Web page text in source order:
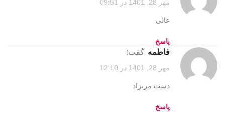
مهر 28, 1401 در 09:51
عالی
پاسخ
فاطمه گفت:
مهر 28, 1401 در 12:10
دست مریزاد
پاسخ